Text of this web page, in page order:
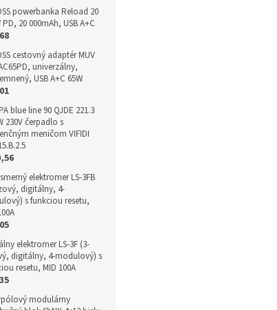
powerbanka Reload 20
PD, 20 000mAh, USB A+C
cestovný adaptér MUV
univerzálny,
USB A+C 65W
blue line 90 QJDE 221.3
230V čerpadlo s
meničom VIFIDI
elektromer LS-3FB
digitálny, 4-
s funkciou resetu,
elektromer LS-3F (3-
digitálny, 4-modulový) s
resetu, MID 100A
modulárny